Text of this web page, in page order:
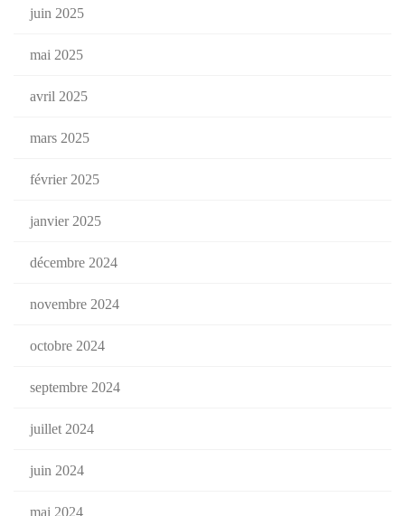
juin 2025
mai 2025
avril 2025
mars 2025
février 2025
janvier 2025
décembre 2024
novembre 2024
octobre 2024
septembre 2024
juillet 2024
juin 2024
mai 2024